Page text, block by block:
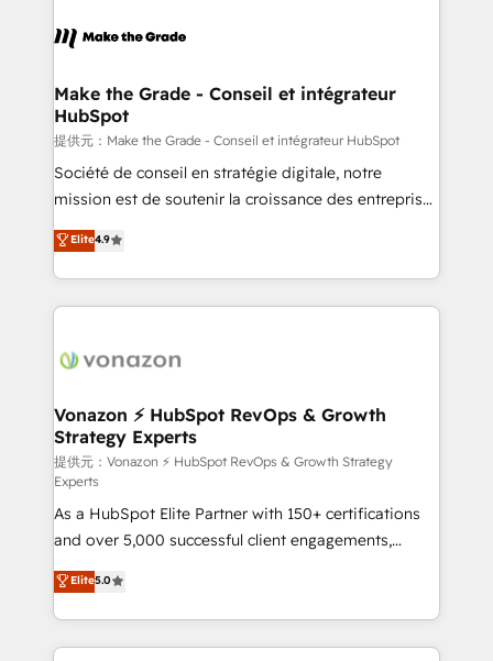
& logistique.
day one, our team takes the time to deeply
strategies that deliver impactful results. Our mission
is to empower you to unlock HubSpot’s full potential
—faster. Through expert training, unmatched
responsiveness, and ongoing support, we equip
your team to adopt new systems with confidence
customer engagement.
Make the Grade - Conseil et intégrateur
HubSpot
提供元：Make the Grade - Conseil et intégrateur HubSpot
Société de conseil en stratégie digitale, notre
mission est de soutenir la croissance des entreprises
B2B à travers l’acquisition de nouveaux clients,
l'intégration CRM et le développement des revenus
auprès de vos comptes existants. En France et à
l'international, nous travaillons avec des ETI
delà d’une simple transformation digitale et des
➤ L’intégration de CRM et de méthodologie RevOps
pour aligner les équipes marketing, commerciales et
support client (data migration, synchronisation API,
audit et maintenance) ➤ La création de sites internet
de conversion qui transforment les visiteurs en
opportunités d'affaires ➤ La mise en place de
stratégies d'acquisition marketing (SEO, SEA,
inbound, automatisation marketing, ABM, IA,
emailing) Informations clés : - 10 ans d'expérience -
100+ intégrations CRM HubSpot réussies - 40
Elite4.9
Vonazon ⚡ HubSpot RevOps & Growth
Strategy Experts
提供元：Vonazon ⚡ HubSpot RevOps & Growth Strategy
Experts
As a HubSpot Elite Partner with 150+ certifications
and over 5,000 successful client engagements,
Vonazon turns marketing complexity into
measurable, scalable growth. From onboarding to
enterprise-grade campaigns, our in-house team
builds scalable strategies that drive long-term
Elite5.0